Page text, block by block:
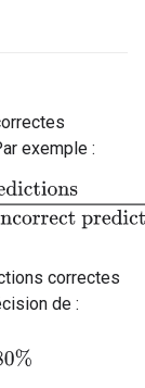
exemple :
+ incorrect
correctes
de :